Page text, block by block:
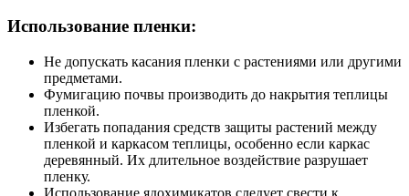
Использование пленки:
Не допускать касания пленки с растениями или другими
предметами.
Фумигацию почвы производить до накрытия теплицы
пленкой.
Избегать попадания средств защиты растений между
пленкой и каркасом теплицы, особенно если каркас
деревянный. Их длительное воздействие разрушает
пленку.
Использование ядохимикатов следует свести к